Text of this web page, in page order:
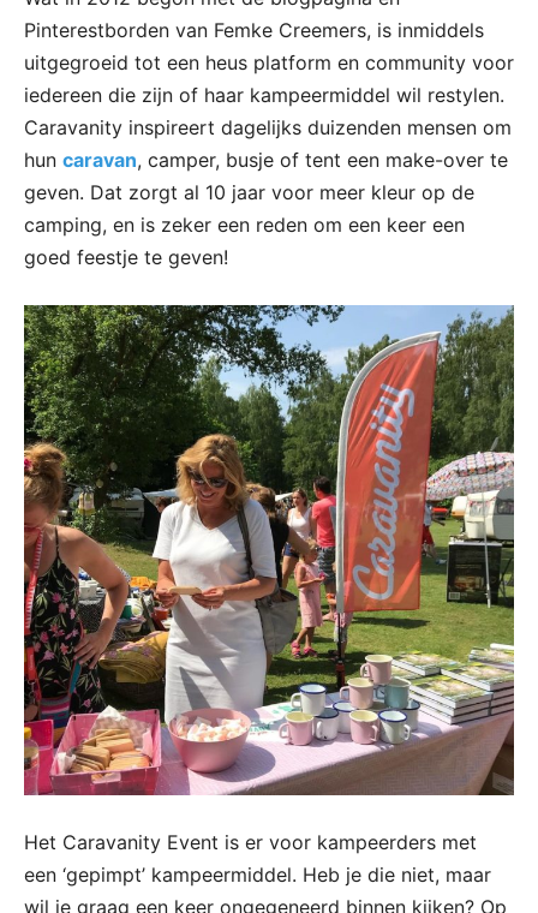
Pinterestborden van Femke Creemers, is inmiddels
uitgegroeid tot een heus platform en community voor
iedereen die zijn of haar kampeermiddel wil restylen.
Caravanity inspireert dagelijks duizenden mensen om
hun caravan, camper, busje of tent een make-over te
geven. Dat zorgt al 10 jaar voor meer kleur op de
camping, en is zeker een reden om een keer een
goed feestje te geven!
Het Caravanity Event is er voor kampeerders met
een ‘gepimpt’ kampeermiddel. Heb je die niet, maar
wil je graag een keer ongegeneerd binnen kijken? Op